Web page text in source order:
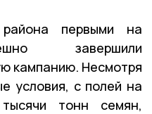
района первыми на
завершили
кампанию. Несмотря
условия, с полей на
тонн семян,